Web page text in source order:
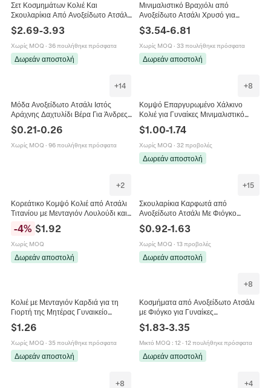
Σετ Κοσμημάτων Κολιέ Και
Σκουλαρίκια Από Ανοξείδωτο Ατσάλι
Με Φιόγκο Κομψό Τεχνητό
Μαργαριτάρι Κρεμαστό Καρδιά
Χρυσό Γυναικεία Κοσμήματα
$2.69-3.93
Χωρίς MOQ · 36 πουλήθηκε πρόσφατα
Δωρεάν αποστολή
Μινιμαλιστικό Βραχιόλι από
Ανοξείδωτο Ατσάλι Χρυσό για
Γυναίκες Σφυρήλατη Υφή Τεχνητό
Μαργαριτάρι Κοσμήματα Μόδας
$3.54-6.81
Χωρίς MOQ · 33 πουλήθηκε πρόσφατα
Δωρεάν αποστολή
+14
Μόδα Ανοξείδωτο Ατσάλι Ιστός
Αράχνης Δαχτυλίδι Βέρα Για Άνδρες
Γυαλισμένο Δαχτυλίδι Ζευγαριού
Κοσμήματα Halloween
$0.21-0.26
Χωρίς MOQ · 96 πουλήθηκε πρόσφατα
+8
Κομψό Επαργυρωμένο Χάλκινο
Κολιέ για Γυναίκες Μινιμαλιστικό
Μενταγιόν Μόδα Κοσμήματα
$1.00-1.74
Χωρίς MOQ · 32 προβολές
Δωρεάν αποστολή
+2
Κορεάτικο Κομψό Κολιέ από Ατσάλι
Τιτανίου με Μενταγιόν Λουλούδι και
Μαργαριτάρι Χρυσό Ασημί Στρας
Φύλλο Καρδιά Αστέρι
-4% $1.92
Χωρίς MOQ
Δωρεάν αποστολή
+15
Σκουλαρίκια Καρφωτά από
Ανοξείδωτο Ατσάλι Με Φιόγκο
Λουλούδι Αστερία 18K
Επιχρυσωμένα Μινιμαλιστικά
Γεωμετρικά Σκουλαρίκια
$0.92-1.63
Χωρίς MOQ · 13 προβολές
Δωρεάν αποστολή
Κολιέ με Μενταγιόν Καρδιά για τη
Γιορτή της Μητέρας Γυναικείο
Χάλκινο Ζιρκόνια Τεχνητό Οπάλιο
Γράμμα Mom Δώρο Κοσμήματα
$1.26
Χωρίς MOQ · 35 πουλήθηκε πρόσφατα
Δωρεάν αποστολή
+8
Κοσμήματα από Ανοξείδωτο Ατσάλι
με Φιόγκο για Γυναίκες
Επιχρυσωμένα 14K Απλά Κομψά
Σκουλαρίκια Καρφωτά και Μενταγιόν
$1.83-3.35
Μικτό MOQ : 12· 12 πουλήθηκε πρόσφατα
Δωρεάν αποστολή
+8 +4